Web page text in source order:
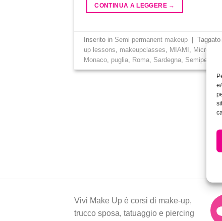
CONTINUA A LEGGERE →
Inserito in Semi permanent makeup Taggato
up lessons, makeupclasses, MIAMI ,
Monaco, puglia, Roma, Sardegna,
Vivi Make Up è corsi di make-up,
trucco sposa, tatuaggio e piercing